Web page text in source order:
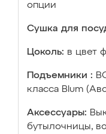
опции
Сушка для
Цоколь: в цвет
Подъемники :
класса Blum
Аксессуары:
бутылочницы,